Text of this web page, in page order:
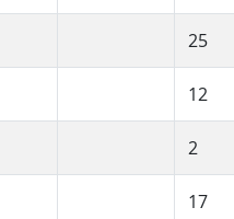
25
12
2
17